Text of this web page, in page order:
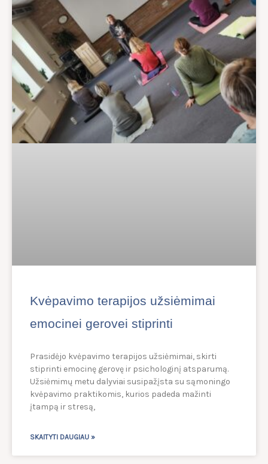
Kvėpavimo terapijos užsiėmimai
emocinei gerovei stiprinti
Prasidėjo kvėpavimo terapijos užsiėmimai, skirti
stiprinti emocinę gerovę ir psichologinį atsparumą.
Užsiėmimų metu dalyviai susipažįsta su sąmoningo
kvėpavimo praktikomis, kurios padeda mažinti
įtampą ir stresą,
SKAITYTI DAUGIAU »